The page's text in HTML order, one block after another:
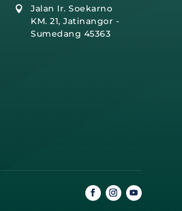

Jalan Ir. Soekarno
KM. 21, Jatinangor -
Sumedang 45363